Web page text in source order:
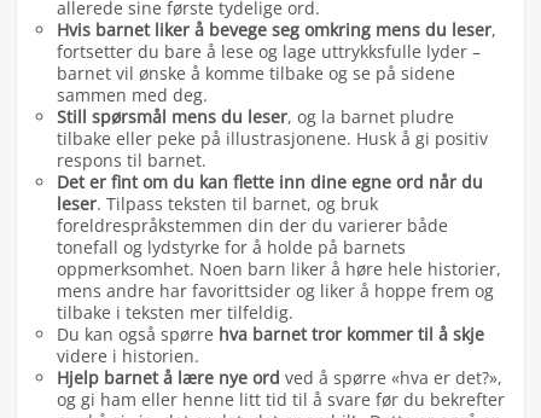
allerede sine første tydelige ord.
Hvis barnet liker å bevege seg omkring mens du leser,
fortsetter du bare å lese og lage uttrykksfulle lyder –
barnet vil ønske å komme tilbake og se på sidene
sammen med deg.
Still spørsmål mens du leser, og la barnet pludre
tilbake eller peke på illustrasjonene. Husk å gi positiv
respons til barnet.
Det er fint om du kan flette inn dine egne ord når du
leser. Tilpass teksten til barnet, og bruk
foreldrespråkstemmen din der du varierer både
tonefall og lydstyrke for å holde på barnets
oppmerksomhet. Noen barn liker å høre hele historier,
mens andre har favorittsider og liker å hoppe frem og
tilbake i teksten mer tilfeldig.
Du kan også spørre hva barnet tror kommer til å skje
videre i historien.
Hjelp barnet å lære nye ord ved å spørre «hva er det?»,
og gi ham eller henne litt tid til å svare før du bekrefter